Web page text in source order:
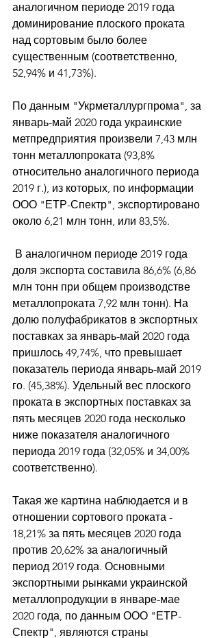
аналогичном периоде 2019 года
доминирование плоского проката
над сортовым было более
существенным (соответственно,
52,94% и 41,73%).
По данным "Укрметаллургпрома", за
январь-май 2020 года украинские
метпредприятия произвели 7,43 млн
тонн металлопроката (93,8%
относительно аналогичного периода
2019 г.), из которых, по информации
ООО "ЕТР-Спектр", экспортировано
около 6,21 млн тонн, или 83,5%.
доля экспорта составила 86,6% (6,86
млн тонн при общем производстве
металлопроката 7,92 млн тонн). На
долю полуфабрикатов в экспортных
поставках за январь-май 2020 года
пришлось 49,74%, что превышает
показатель периода январь-май 2019
го. (45,38%). Удельный вес плоского
проката в экспортных поставках за
пять месяцев 2020 года несколько
ниже показателя аналогичного
периода 2019 года (32,05% и 34,00%
соответственно).
Такая же картина наблюдается и в
отношении сортового проката -
18,21% за пять месяцев 2020 года
против 20,62% за аналогичный
период 2019 года. Основными
экспортными рынками украинской
металлопродукции в январе-мае
2020 года, по данным ООО "ЕТР-
Спектр", являются страны